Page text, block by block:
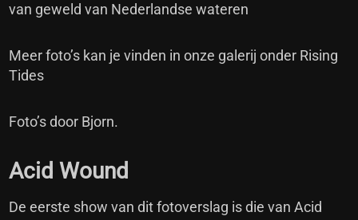
van geweld van Nederlandse wateren
Meer foto’s kan je vinden in onze galerij onder Rising
Tides
Foto’s door Bjorn.
Acid Wound
De eerste show van dit fotoverslag is die van Acid